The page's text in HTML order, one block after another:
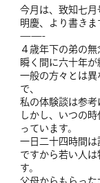
今月は、致知七
明慶、より書きま
——-
４歳年下の弟の
瞬く間に六十年が
一般の方々とは
で、
私の体験談は参考
しかし、いつの
っています。
一日二十四時間は
ですから若い人
す。